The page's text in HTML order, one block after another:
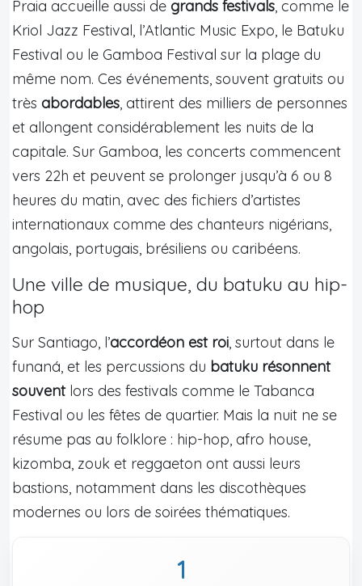
Praia accueille aussi de grands festivals, comme le
Kriol Jazz Festival, l’Atlantic Music Expo, le Batuku
Festival ou le Gamboa Festival sur la plage du
même nom. Ces événements, souvent gratuits ou
très abordables, attirent des milliers de personnes
et allongent considérablement les nuits de la
capitale. Sur Gamboa, les concerts commencent
vers 22h et peuvent se prolonger jusqu’à 6 ou 8
heures du matin, avec des fichiers d’artistes
internationaux comme des chanteurs nigérians,
angolais, portugais, brésiliens ou caribéens.
Une ville de musique, du batuku au hip-
hop
Sur Santiago, l’accordéon est roi, surtout dans le
funaná, et les percussions du batuku résonnent
souventlors des festivals comme le Tabanca
Festival ou les fêtes de quartier. Mais la nuit ne se
résume pas au folklore : hip-hop, afro house,
kizomba, zouk et reggaeton ont aussi leurs
bastions, notamment dans les discothèques
modernes ou lors de soirées thématiques.
1